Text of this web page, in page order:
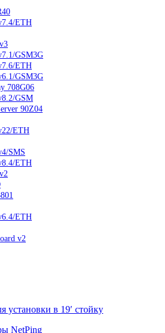
ETH
GSM3G
ETH
GSM3G
708G06
GSM
90Z04
ETH
SMS
ETH
ETH
v2
установки в 19′ стойку
NetPing